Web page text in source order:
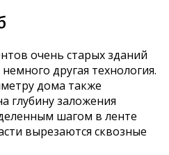
очень старых зданий
другая технология.
дома также
глубину заложения
шагом в ленте
вырезаются сквозные